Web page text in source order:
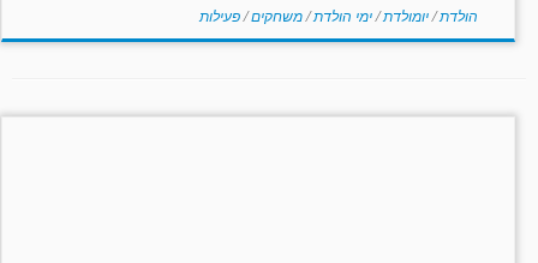
הולדת/יומולדת/ימי הולדת/משחקים/פעילות